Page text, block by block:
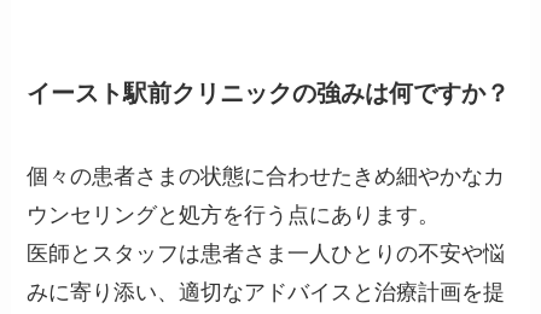
イースト駅前クリニックの強みは何ですか？
個々の患者さまの状態に合わせたきめ細やかなカ
ウンセリングと処方を行う点にあります。
医師とスタッフは患者さま一人ひとりの不安や悩
みに寄り添い、適切なアドバイスと治療計画を提